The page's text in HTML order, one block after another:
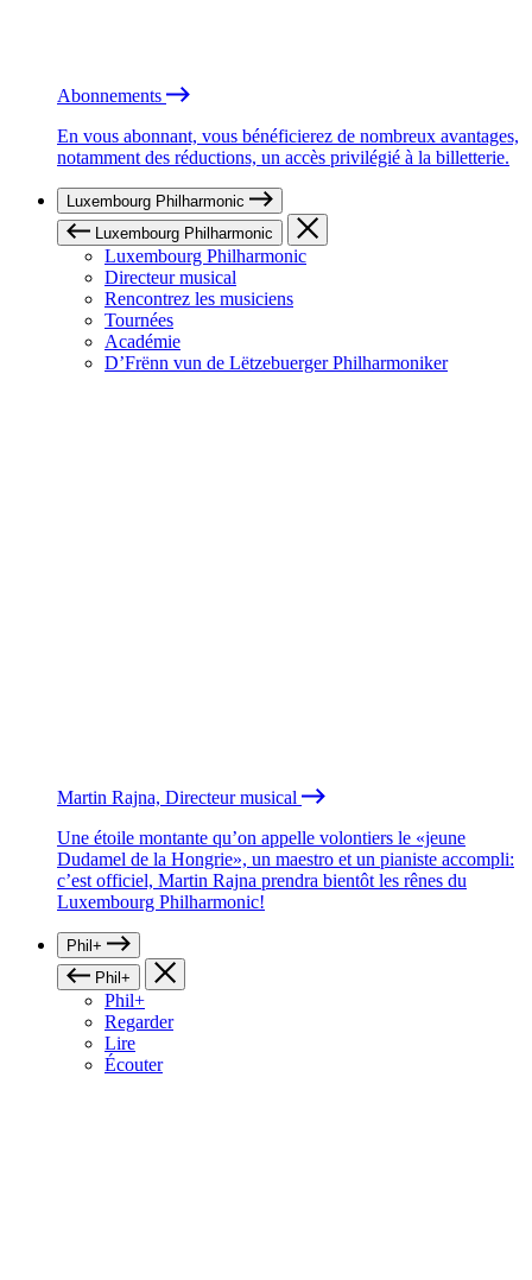
Abonnements
En vous abonnant, vous bénéficierez de nombreux avantages,
notamment des réductions, un accès privilégié à la billetterie.
Luxembourg Philharmonic
Luxembourg Philharmonic
Luxembourg Philharmonic
Directeur musical
Rencontrez les musiciens
Tournées
Académie
D’Frënn vun de Lëtzebuerger Philharmoniker
Martin Rajna, Directeur musical
Une étoile montante qu’on appelle volontiers le «jeune
Dudamel de la Hongrie», un maestro et un pianiste accompli:
c’est officiel, Martin Rajna prendra bientôt les rênes du
Luxembourg Philharmonic!
Phil+
Phil+
Phil+
Regarder
Lire
Écouter